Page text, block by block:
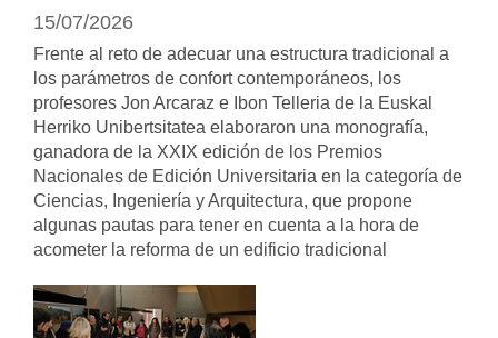
15/07/2026
Frente al reto de adecuar una estructura tradicional a
los parámetros de confort contemporáneos, los
profesores Jon Arcaraz e Ibon Telleria de la Euskal
Herriko Unibertsitatea elaboraron una monografía,
ganadora de la XXIX edición de los Premios
Nacionales de Edición Universitaria en la categoría de
Ciencias, Ingeniería y Arquitectura, que propone
algunas pautas para tener en cuenta a la hora de
acometer la reforma de un edificio tradicional